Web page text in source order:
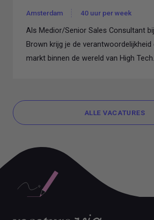
Amsterdam 40 uur per week
Als Medior/Senior Sales Consultant
Brown krijg je de verantwoordelijkheid
markt binnen de wereld van High
ALLE VACATURES